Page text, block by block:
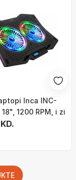
Inca INC-
1200 RPM, i zi